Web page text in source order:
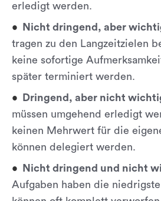
erledigt werden.
Nicht dringend, aber
tragen zu den Langzeitzielen
keine sofortige
später terminiert werden.
Dringend, aber nicht
müssen umgehend erledigt
keinen Mehrwert für die
können delegiert werden.
Nicht dringend und nicht
Aufgaben haben die